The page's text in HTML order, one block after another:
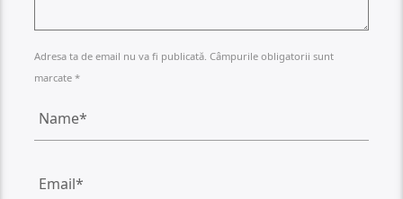
Adresa ta de email nu va fi publicată. Câmpurile obligatorii sunt
marcate *